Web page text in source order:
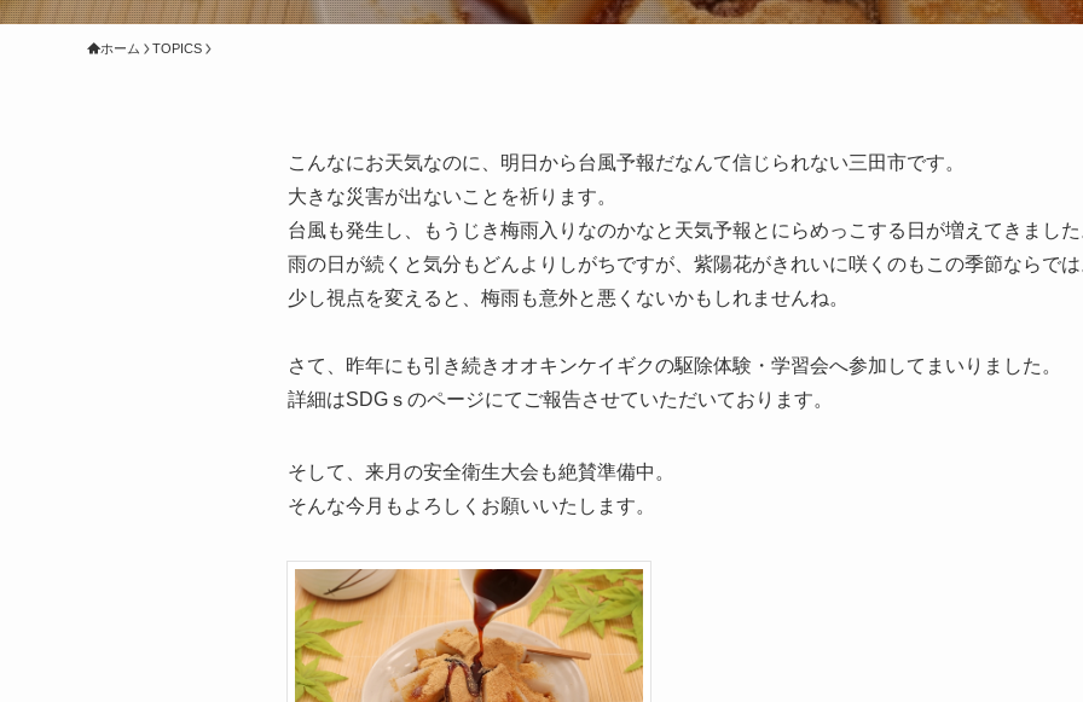
ホーム TOPICS
こんなにお天気なのに、明日から台風予報だなんて信じられない三田市です。
大きな災害が出ないことを祈ります。
台風も発生し、もうじき梅雨入りなのかなと天気予報とにらめっこする日が増えてきまし
雨の日が続くと気分もどんよりしがちですが、紫陽花がきれいに咲くのもこの季節ならで
少し視点を変えると、梅雨も意外と悪くないかもしれませんね。
さて、昨年にも引き続きオオキンケイギクの駆除体験・学習会へ参加してまいりました。
詳細はSDGｓのページにてご報告させていただいております。
そして、来月の安全衛生大会も絶賛準備中。
そんな今月もよろしくお願いいたします。